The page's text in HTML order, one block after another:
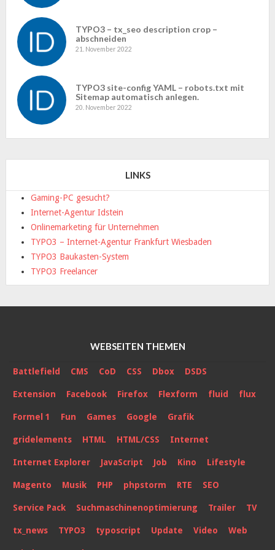
TYPO3 – tx_seo description crop –
abschneiden
21. November 2022
TYPO3 site-config YAML – robots.txt mit
Sitemap automatisch anlegen.
20. November 2022
LINKS
Gaming-PC gesucht?
Internet-Agentur Idstein
Onlinemarketing für Unternehmen
TYPO3 – Internet-Agentur Frankfurt Wiesbaden
TYPO3 Baukasten-System
TYPO3 Freelancer
WEBSEITEN THEMEN
Battlefield CMS CoD CSS Dbox DSDS
Extension Facebook Firefox Flexform fluid flux
Formel 1 Fun Games Google Grafik
gridelements HTML HTML/CSS Internet
Internet Explorer JavaScript Job Kino Lifestyle
Magento Musik PHP phpstorm RTE SEO
Service Pack Suchmaschinenoptimierung Trailer TV
tx_news TYPO3 typoscript Update Video Web